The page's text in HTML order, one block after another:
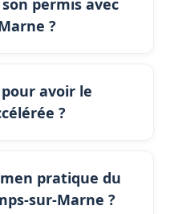
?
avoir le
?
pratique du
sur-Marne ?